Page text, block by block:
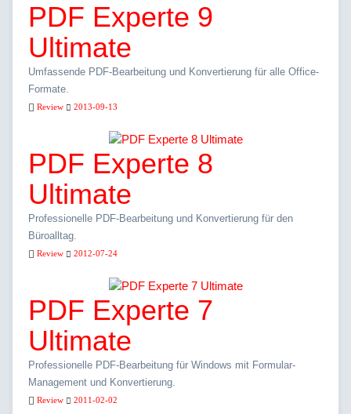
PDF Experte 9
Ultimate
Umfassende PDF-Bearbeitung und Konvertierung für alle Office-
Formate.
Review 2013-09-13
PDF Experte 8
Ultimate
Professionelle PDF-Bearbeitung und Konvertierung für den
Büroalltag.
Review 2012-07-24
PDF Experte 7
Ultimate
Professionelle PDF-Bearbeitung für Windows mit Formular-
Management und Konvertierung.
Review 2011-02-02